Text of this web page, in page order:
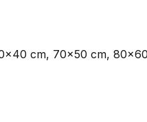
cm, 70x50 cm,